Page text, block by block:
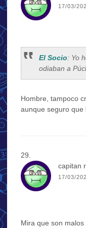
17/03/
El Socio: Yo
odiaban a
Hombre, tampoco
aunque seguro que
capitan
17/03/
Mira que son malos